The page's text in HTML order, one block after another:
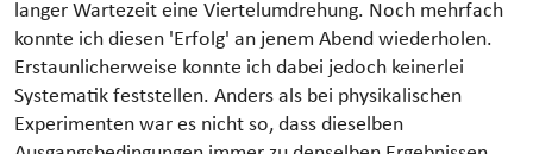
langer Wartezeit eine Viertelumdrehung. Noch mehrfach
konnte ich diesen 'Erfolg' an jenem Abend wiederholen.
Erstaunlicherweise konnte ich dabei jedoch keinerlei
Systematik feststellen. Anders als bei physikalischen
Experimenten war es nicht so, dass dieselben